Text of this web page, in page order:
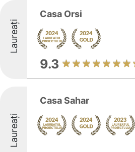
Laureați
Casa Orsi
9.3
Laureați
Casa Sahar